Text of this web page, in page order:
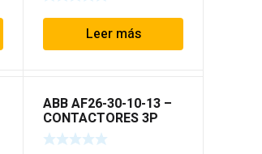
Leer más
ABB AF26-30-10-13 –
CONTACTORES 3P
TIPO AF